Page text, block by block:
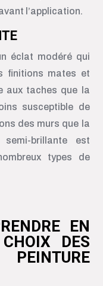
l’application.
éclat modéré qui
finitions mates et
aux taches que la
susceptible de
des murs que la
brillante est
types de
EN
DES